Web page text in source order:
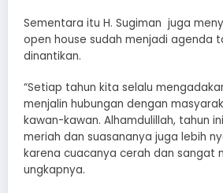
Sementara itu H. Sugiman juga
open house sudah menjadi agenda
dinantikan.
“Setiap tahun kita selalu
menjalin hubungan dengan
kawan-kawan. Alhamdulillah, tahun
meriah dan suasananya juga lebih
karena cuacanya cerah dan sangat
ungkapnya.